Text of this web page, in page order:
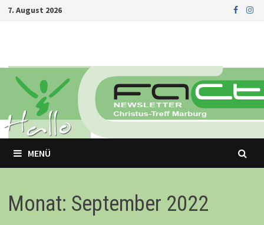
Zurück
7. August 2026
MENÜ
Monat: September 2022